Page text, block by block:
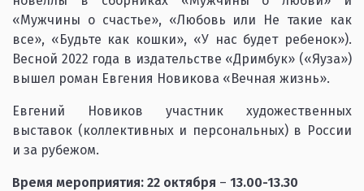
«Мужчины о счастье», «Любовь или Не такие как
все», «Будьте как кошки», «У нас будет ребенок»).
Весной 2022 года в издательстве «Дримбук» («Яуза»)
вышел роман Евгения Новикова «Вечная жизнь».
Евгений Новиков участник художественных
выставок (коллективных и персональных) в России
и за рубежом.
Время мероприятия: 22 октября – 13.00-13.30